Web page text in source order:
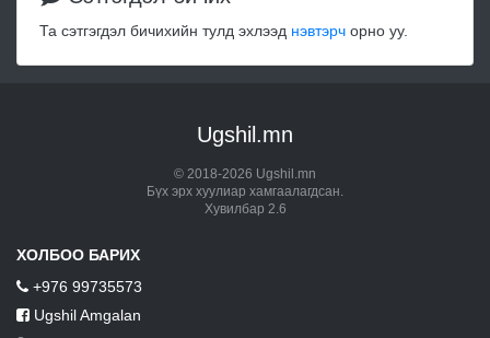
Та сэтгэгдэл бичихийн тулд эхлээд нэвтэрч орно уу.
Ugshil.mn
© 2018-2026 Ugshil.mn
Бүх эрх хуулиар хамгаалагдсан.
Хувилбар 2.6
ХОЛБОО БАРИХ
+976 99735573
Ugshil Amgalan